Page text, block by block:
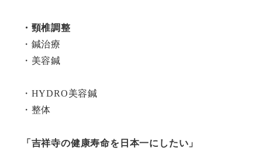
・頸椎調整
・鍼治療
・美容鍼
・HYDRO美容鍼
・整体
「吉祥寺の健康寿命を日本一にしたい」